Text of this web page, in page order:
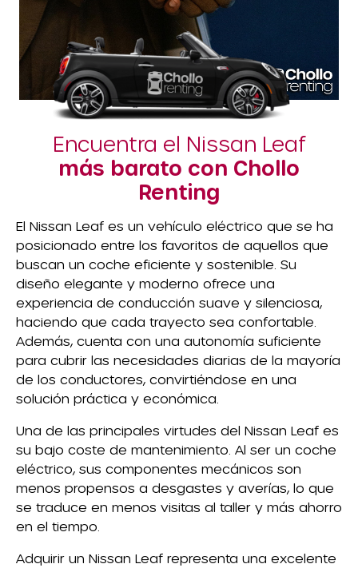
Encuentra el Nissan Leaf
más barato con Chollo
Renting
El Nissan Leaf es un vehículo eléctrico que se ha
posicionado entre los favoritos de aquellos que
buscan un coche eficiente y sostenible. Su
diseño elegante y moderno ofrece una
experiencia de conducción suave y silenciosa,
haciendo que cada trayecto sea confortable.
Además, cuenta con una autonomía suficiente
para cubrir las necesidades diarias de la mayoría
de los conductores, convirtiéndose en una
solución práctica y económica.
Una de las principales virtudes del Nissan Leaf es
su bajo coste de mantenimiento. Al ser un coche
eléctrico, sus componentes mecánicos son
menos propensos a desgastes y averías, lo que
se traduce en menos visitas al taller y más ahorro
en el tiempo.
Adquirir un Nissan Leaf representa una excelente